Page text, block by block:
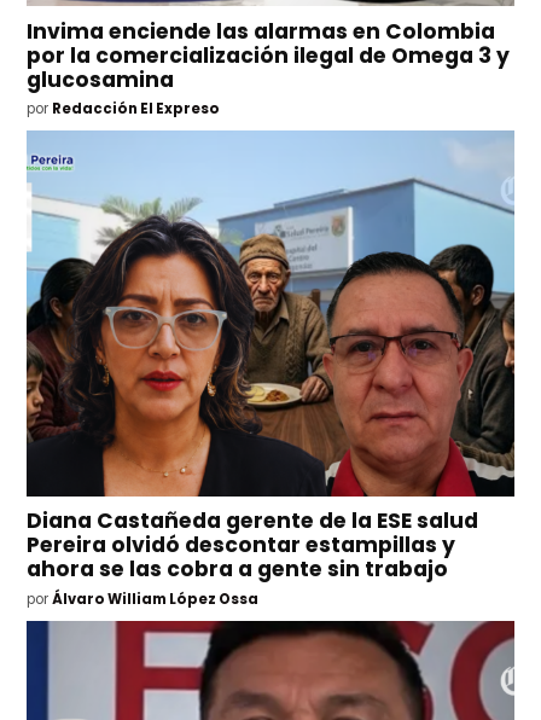
Invima enciende las alarmas en Colombia
por la comercialización ilegal de Omega 3 y
glucosamina
por Redacción El Expreso
Diana Castañeda gerente de la ESE salud
Pereira olvidó descontar estampillas y
ahora se las cobra a gente sin trabajo
por Álvaro William López Ossa